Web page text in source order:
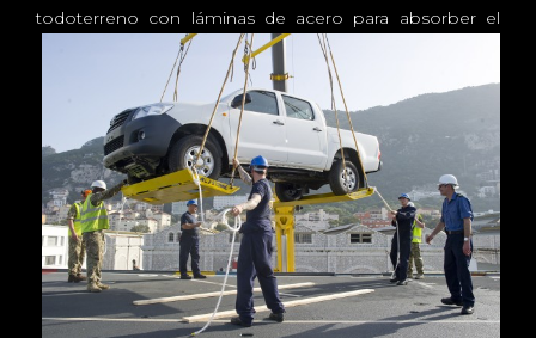
todoterreno con láminas de acero para absorber el